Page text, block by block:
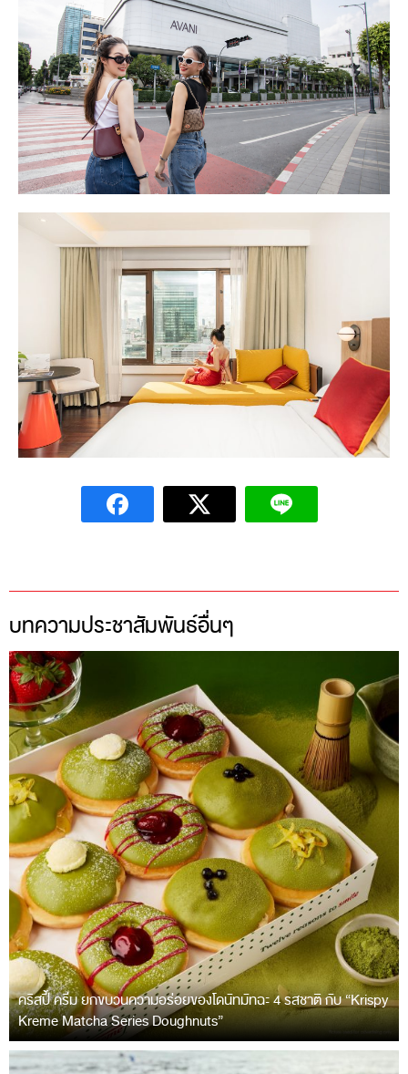
บทความประชาสัมพันธ์อื่นๆ
คริสปี้ ครีม ยกขบวนความอร่อยของโดนัทมัทฉะ 4 รสชาติ กับ “Krispy
Kreme Matcha Series Doughnuts”